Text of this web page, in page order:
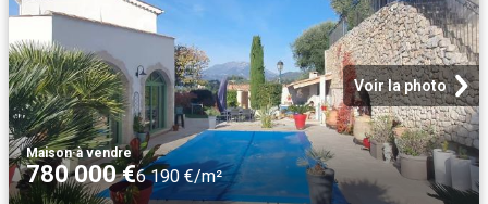
Voir la photo
Maison·à vendre
780 000 €6 190 €/m²